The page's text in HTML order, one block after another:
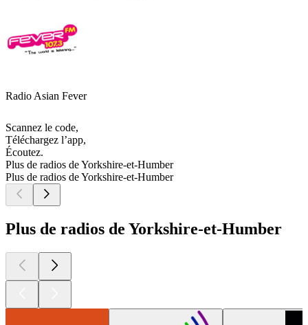
Radio Asian Fever
Scannez le code,
Téléchargez l’app,
Écoutez.
Plus de radios de Yorkshire-et-Humber
Plus de radios de Yorkshire-et-Humber
Plus de radios de Yorkshire-et-Humber